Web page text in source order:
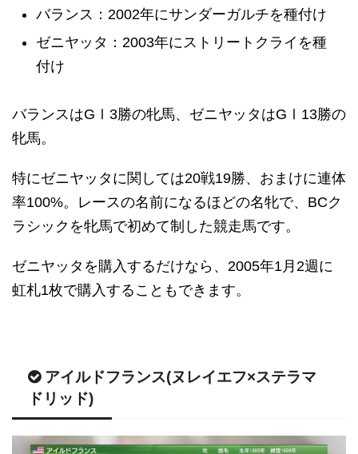
バランス：2002年にサンダーガルチを種付け
ゼニヤッタ：2003年にストリートクライを種
付け
バランスはGⅠ3勝の牝馬、ゼニヤッタはGⅠ13勝の
牝馬。
特にゼニヤッタに関しては20戦19勝、おまけに連体
率100%。レースの名前になるほどの名牝で、BCク
ラシックを牝馬で初めて制した競走馬です。
ゼニヤッタを購入するだけなら、2005年1月2週に
虹札1枚で購入することもできます。
アイルドフランス(ヌレイエフ×ステラマ
ドリッド)